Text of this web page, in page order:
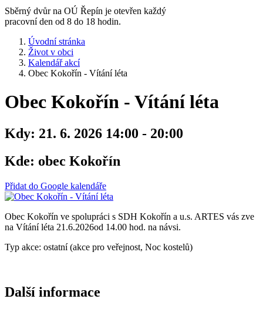
Sběrný dvůr na OÚ Řepín je otevřen každý
pracovní den od 8 do 18 hodin.
Úvodní stránka
Život v obci
Kalendář akcí
Obec Kokořín - Vítání léta
Obec Kokořín - Vítání léta
Kdy: 21. 6. 2026 14:00 - 20:00
Kde: obec Kokořín
Přidat do Google kalendáře
Obec Kokořín ve spolupráci s SDH Kokořín a u.s. ARTES vás zve
na Vítání léta 21.6.2026od 14.00 hod. na návsi.
Typ akce: ostatní (akce pro veřejnost, Noc kostelů)
Další informace